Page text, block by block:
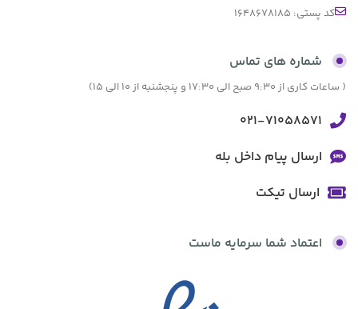
کد پستی: 1648678185
شماره های تماس
( ساعات کاری از 9:30 صبح الی 17:30 و پنجشنبه از 10 الی 15)
021-71058571
ارسال پیام داخل بله
ارسال تیکت
اعتماد شما سرمایه ماست